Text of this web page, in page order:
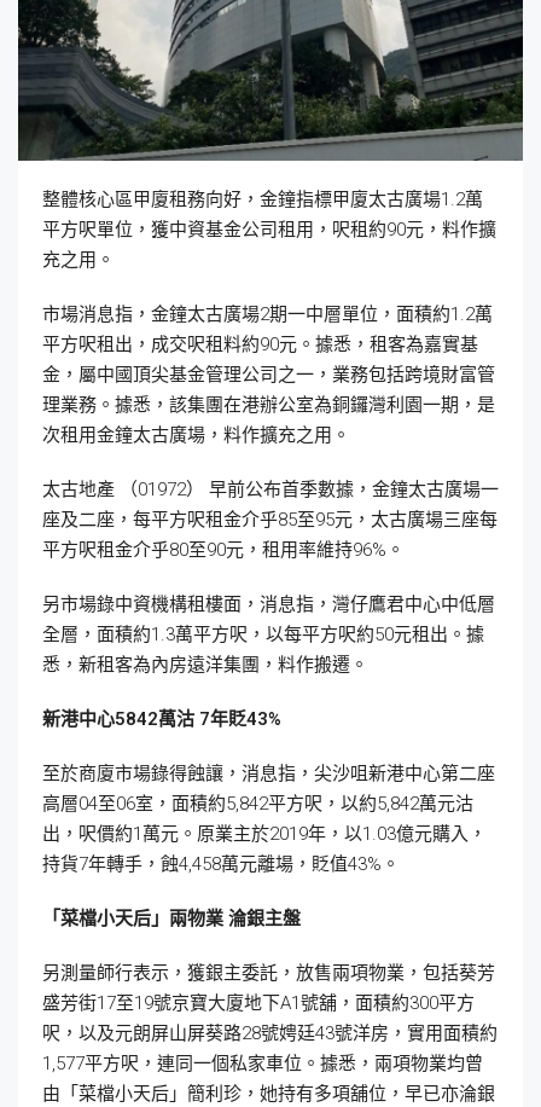
整體核心區甲廈租務向好，金鐘指標甲廈太古廣場1.2萬
平方呎單位，獲中資基金公司租用，呎租約90元，料作擴
充之用。
市場消息指，金鐘太古廣場2期一中層單位，面積約1.2萬
平方呎租出，成交呎租料約90元。據悉，租客為嘉實基
金，屬中國頂尖基金管理公司之一，業務包括跨境財富管
理業務。據悉，該集團在港辦公室為銅鑼灣利園一期，是
次租用金鐘太古廣場，料作擴充之用。
太古地產 （01972） 早前公布首季數據，金鐘太古廣場一
座及二座，每平方呎租金介乎85至95元，太古廣場三座每
平方呎租金介乎80至90元，租用率維持96%。
另市場錄中資機構租樓面，消息指，灣仔鷹君中心中低層
全層，面積約1.3萬平方呎，以每平方呎約50元租出。據
悉，新租客為內房遠洋集團，料作搬遷。
新港中心5842萬沽 7年貶43%
至於商廈市場錄得蝕讓，消息指，尖沙咀新港中心第二座
高層04至06室，面積約5,842平方呎，以約5,842萬元沽
出，呎價約1萬元。原業主於2019年，以1.03億元購入，
持貨7年轉手，蝕4,458萬元離場，貶值43%。
「菜檔小天后」兩物業 淪銀主盤
另測量師行表示，獲銀主委託，放售兩項物業，包括葵芳
盛芳街17至19號京寶大廈地下A1號舖，面積約300平方
呎，以及元朗屏山屏葵路28號娉廷43號洋房，實用面積約
1,577平方呎，連同一個私家車位。據悉，兩項物業均曾
由「菜檔小天后」簡利珍，她持有多項舖位，早已亦淪銀